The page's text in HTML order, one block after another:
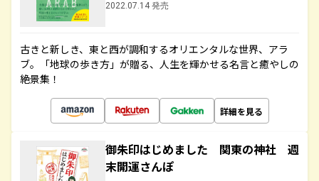
2022.07.14 発売
古きと新しき、東と西が調和するオリエンタルな世界、アラ
ブ。「地球の歩き方」が贈る、人生を輝かせる名言と癒やしの
絶景集！
詳細を見る
御朱印はじめました 関東の神社 週
末開運さんぽ